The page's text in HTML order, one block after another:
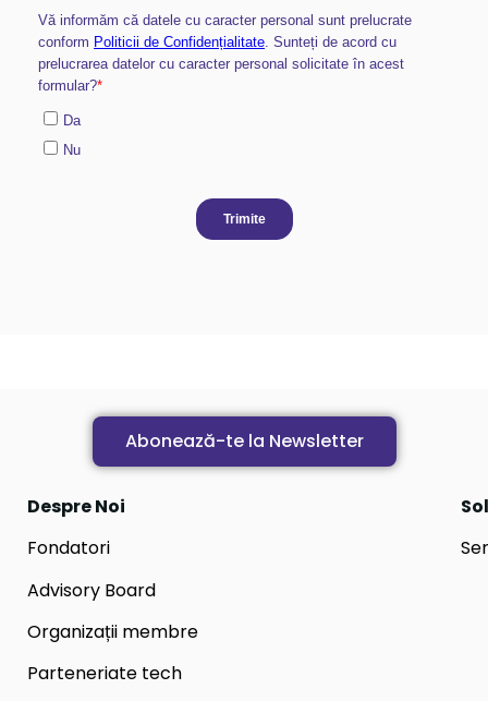
Abonează-te la Newsletter
Despre Noi
Fondatori
Advisory Board
Organizații membre
Parteneriate tech